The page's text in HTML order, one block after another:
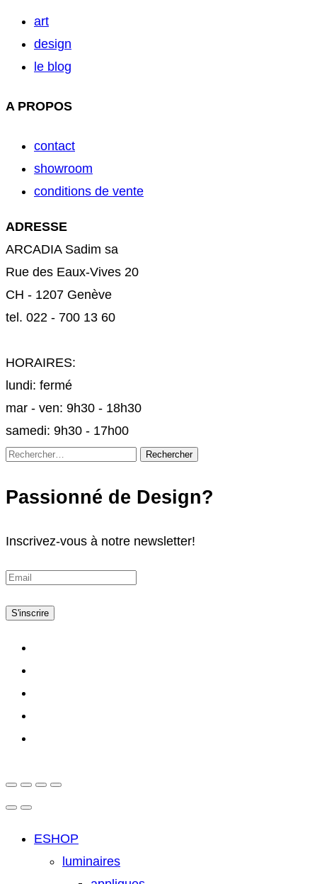
art
design
le blog
A PROPOS
contact
showroom
conditions de vente
ADRESSE
ARCADIA Sadim sa
Rue des Eaux-Vives 20
CH - 1207 Genève
tel. 022 - 700 13 60
HORAIRES:
lundi: fermé
mar - ven: 9h30 - 18h30
samedi: 9h30 - 17h00
Rechercher :
Passionné de Design?
Inscrivez-vous à notre newsletter!
S'inscrire
ESHOP
luminaires